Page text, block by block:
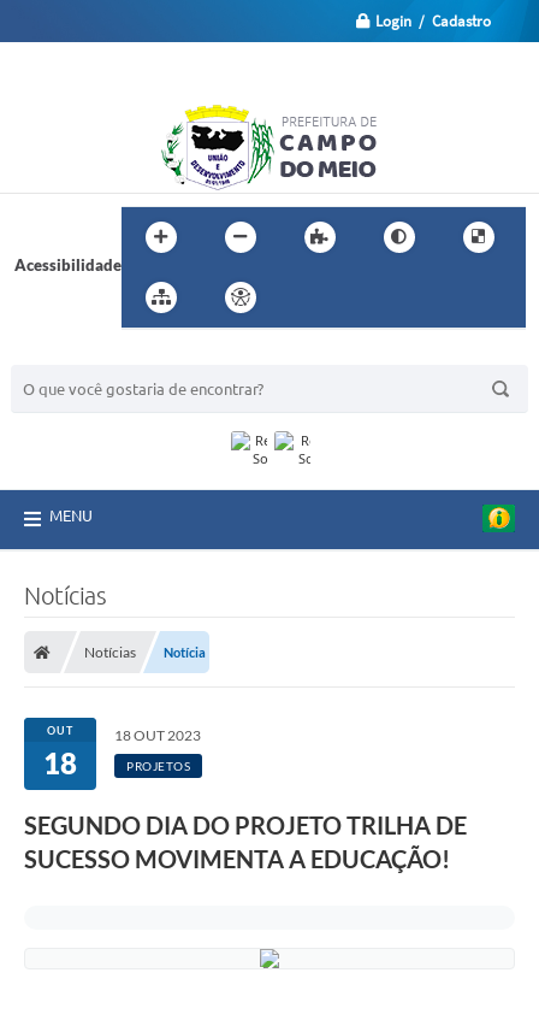
Login / Cadastro
Acessibilidade
MENU
Notícias
Notícias Notícia
OUT
18
18 OUT 2023
PROJETOS
SEGUNDO DIA DO PROJETO TRILHA DE
SUCESSO MOVIMENTA A EDUCAÇÃO!